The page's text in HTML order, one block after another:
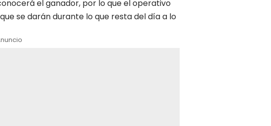
el ganador, por lo que el operativo
se darán durante lo que resta del día a lo